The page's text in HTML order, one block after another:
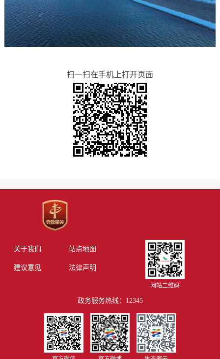
扫一扫在手机上打开页面
关于我们 站点地图
建议意见 法律声明
网站二维码
政务服务热线：12345